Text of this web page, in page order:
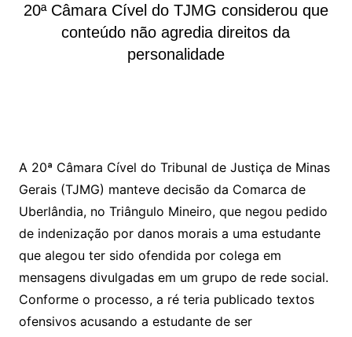
20ª Câmara Cível do TJMG considerou que
conteúdo não agredia direitos da
personalidade
A 20ª Câmara Cível do Tribunal de Justiça de Minas
Gerais (TJMG) manteve decisão da Comarca de
Uberlândia, no Triângulo Mineiro, que negou pedido
de indenização por danos morais a uma estudante
que alegou ter sido ofendida por colega em
mensagens divulgadas em um grupo de rede social.
Conforme o processo, a ré teria publicado textos
ofensivos acusando a estudante de ser